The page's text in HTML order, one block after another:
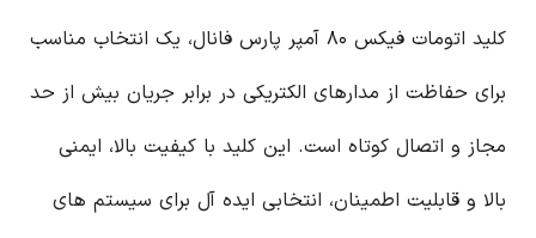
کلید اتومات فیکس ۸۰ آمپر پارس فانال، یک انتخاب مناسب
برای حفاظت از مدارهای الکتریکی در برابر جریان بیش از حد
مجاز و اتصال کوتاه است. این کلید با کیفیت بالا، ایمنی
بالا و قابلیت اطمینان، انتخابی ایده آل برای سیستم های